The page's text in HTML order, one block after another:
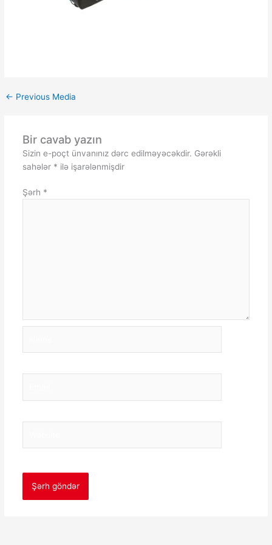
← Previous Media
Bir cavab yazın
Sizin e-poçt ünvanınız dərc edilməyəcəkdir. Gərəkli
sahələr * ilə işarələnmişdir
Şərh *